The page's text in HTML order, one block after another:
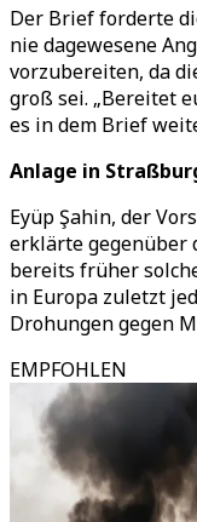
Der Brief forderte
nie dagewesene
vorzubereiten, da
groß sei. „Bereitet
es in dem Brief
Anlage in
Eyüp Şahin, der
erklärte gegenüber
bereits früher
in Europa zuletzt
Drohungen gegen
EMPFOHLEN